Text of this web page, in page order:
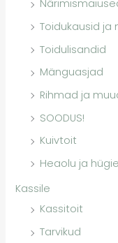
Toidukausid ja
Toidulisandid
Mänguasjad
Rihmad ja
SOODUS!
Kuivtoit
Heaolu ja
Kassile
Kassitoit
Tarvikud